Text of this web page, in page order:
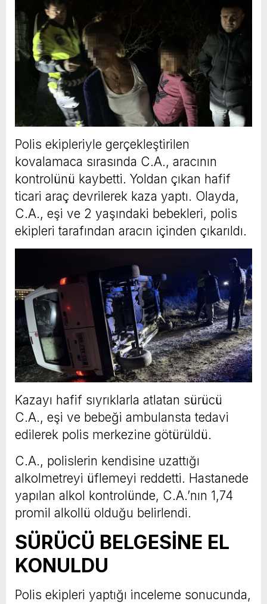
Polis ekipleriyle gerçekleştirilen
kovalamaca sırasında C.A., aracının
kontrolünü kaybetti. Yoldan çıkan hafif
ticari araç devrilerek kaza yaptı. Olayda,
C.A., eşi ve 2 yaşındaki bebekleri, polis
ekipleri tarafından aracın içinden çıkarıldı.
Kazayı hafif sıyrıklarla atlatan sürücü
C.A., eşi ve bebeği ambulansta tedavi
edilerek polis merkezine götürüldü.
C.A., polislerin kendisine uzattığı
alkolmetreyi üflemeyi reddetti. Hastanede
yapılan alkol kontrolünde, C.A.’nın 1,74
promil alkollü olduğu belirlendi.
SÜRÜCÜ BELGESİNE EL
KONULDU
Polis ekipleri yaptığı inceleme sonucunda,